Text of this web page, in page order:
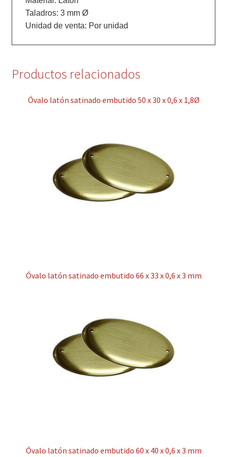
Taladros: 3 mm Ø
Unidad de venta: Por unidad
Productos relacionados
Óvalo latón satinado embutido 50 x 30 x 0,6 x 1,8Ø
Óvalo latón satinado embutido 66 x 33 x 0,6 x 3 mm
Óvalo latón satinado embutido 60 x 40 x 0,6 x 3 mm